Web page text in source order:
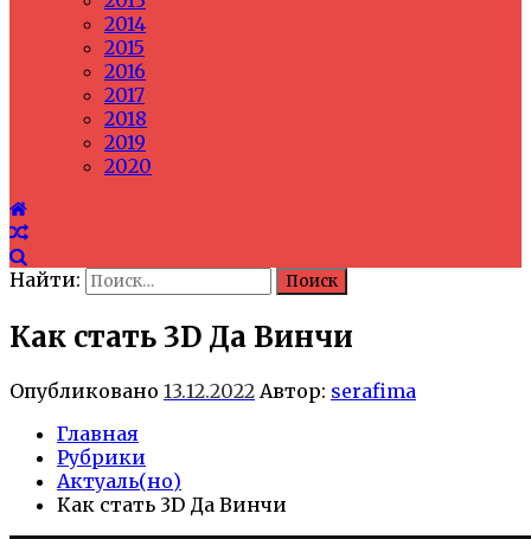
2014
2015
2016
2017
2018
2019
2020
Найти:
Как стать 3D Да Винчи
Опубликовано 13.12.2022 Автор: serafima
Главная
Рубрики
Актуаль(но)
Как стать 3D Да Винчи